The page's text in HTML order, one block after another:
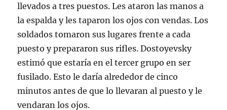
llevados a tres puestos. Les ataron las manos a
la espalda y les taparon los ojos con vendas. Los
soldados tomaron sus lugares frente a cada
puesto y prepararon sus rifles. Dostoyevsky
estimó que estaría en el tercer grupo en ser
fusilado. Esto le daría alrededor de cinco
minutos antes de que lo llevaran al puesto y le
vendaran los ojos.